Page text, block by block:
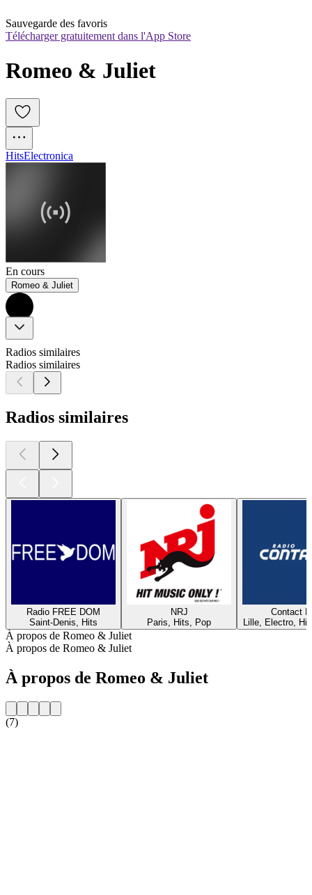
Sauvegarde des favoris
Télécharger gratuitement dans l'App Store
Romeo & Juliet
HitsElectronica
En cours
Romeo & Juliet
Radios similaires
Radios similaires
Radios similaires
Radio FREE DOM
Saint-Denis, Hits
NRJ
Paris, Hits, Pop
Contact
Lille, Electro,
À propos de Romeo & Juliet
À propos de Romeo & Juliet
À propos de Romeo & Juliet
(7)